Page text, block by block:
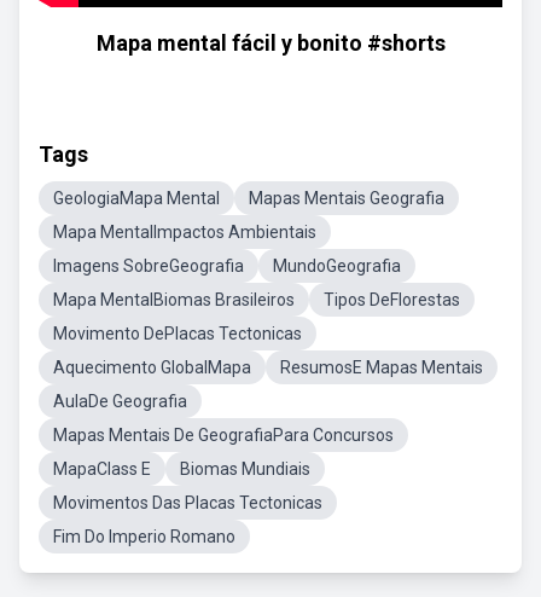
Mapa mental fácil y bonito #shorts
Tags
GeologiaMapa Mental
Mapas Mentais Geografia
Mapa MentalImpactos Ambientais
Imagens SobreGeografia
MundoGeografia
Mapa MentalBiomas Brasileiros
Tipos DeFlorestas
Movimento DePlacas Tectonicas
Aquecimento GlobalMapa
ResumosE Mapas Mentais
AulaDe Geografia
Mapas Mentais De GeografiaPara Concursos
MapaClass E
Biomas Mundiais
Movimentos Das Placas Tectonicas
Fim Do Imperio Romano